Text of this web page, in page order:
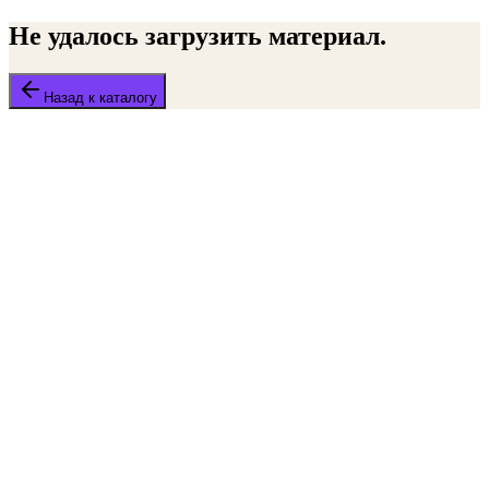
Не удалось загрузить материал.
Назад к каталогу